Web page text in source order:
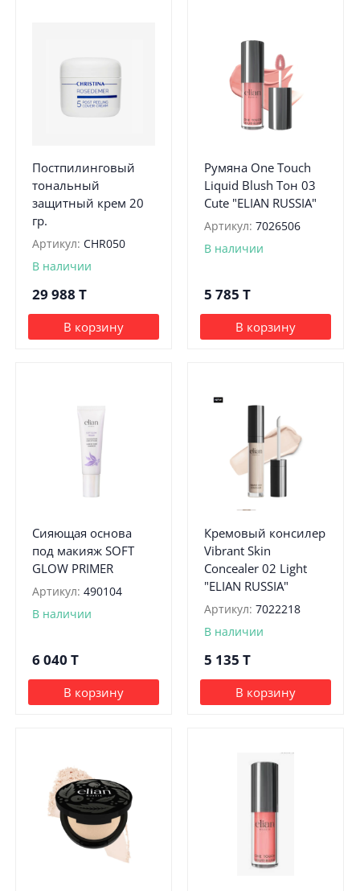
Постпилинговый
тональный
защитный крем 20
гр.
Артикул: CHR050
В наличии
29 988 T
В корзину
Румяна One Touch
Liquid Blush Тон 03
Cute "ELIAN RUSSIA"
Артикул: 7026506
В наличии
5 785 T
В корзину
Сияющая основа
под макияж SOFT
GLOW PRIMER
Артикул: 490104
В наличии
6 040 T
В корзину
Кремовый консилер
Vibrant Skin
Concealer 02 Light
"ELIAN RUSSIA"
Артикул: 7022218
В наличии
5 135 T
В корзину